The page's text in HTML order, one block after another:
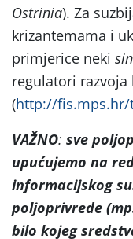
Ostrinia). Za
krizantemama i
primjerice neki
regulatori razvoja
(http://fis.mps.hr/
VAŽNO: sve
upućujemo na
informacijskog
poljoprivrede
bilo kojeg